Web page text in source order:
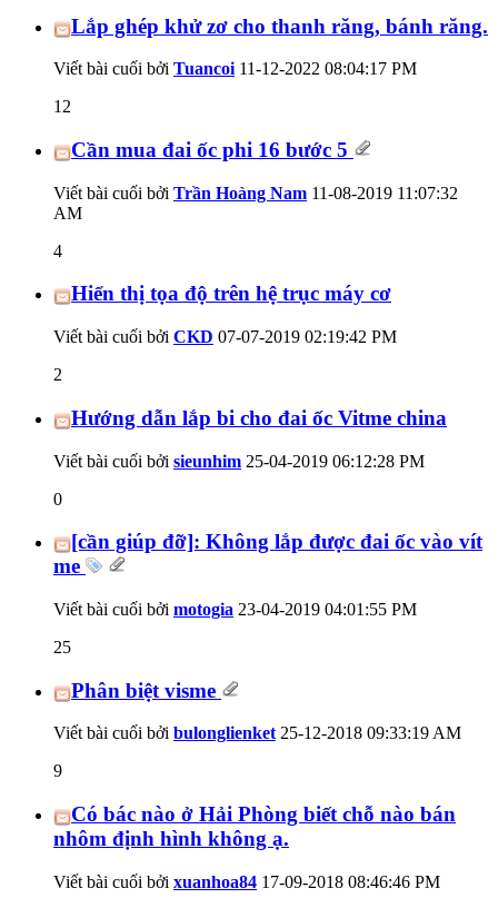
Lắp ghép khử zơ cho thanh răng, bánh răng.
Viết bài cuối bởi Tuancoi 11-12-2022 08:04:17 PM
12
Cần mua đai ốc phi 16 bước 5
Viết bài cuối bởi Trần Hoàng Nam 11-08-2019 11:07:32
AM
4
Hiển thị tọa độ trên hệ trục máy cơ
Viết bài cuối bởi CKD 07-07-2019 02:19:42 PM
2
Hướng dẫn lắp bi cho đai ốc Vitme china
Viết bài cuối bởi sieunhim 25-04-2019 06:12:28 PM
0
[cần giúp đỡ]: Không lắp được đai ốc vào vít
me
Viết bài cuối bởi motogia 23-04-2019 04:01:55 PM
25
Phân biệt visme
Viết bài cuối bởi bulonglienket25-12-2018 09:33:19 AM
9
Có bác nào ở Hải Phòng biết chỗ nào bán
nhôm định hình không ạ.
Viết bài cuối bởi xuanhoa84 17-09-2018 08:46:46 PM